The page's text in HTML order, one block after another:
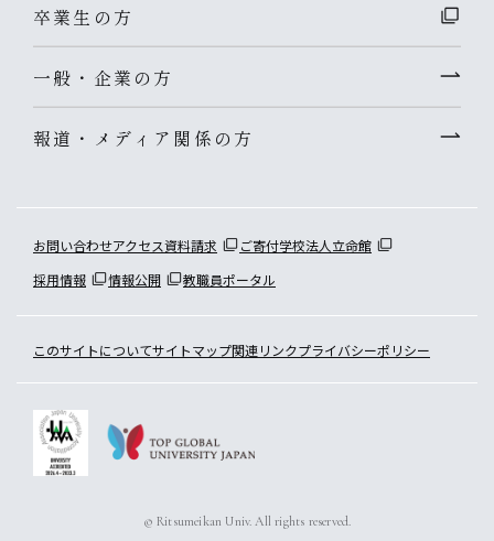
卒業生の方
一般・企業の方
報道・メディア関係の方
お問い合わせアクセス資料請求 ご寄付学校法人立命館
採用情報
情報公開 教職員ポータル
このサイトについてサイトマップ関連リンクプライバシーポリシー
© Ritsumeikan Univ. All rights reserved.